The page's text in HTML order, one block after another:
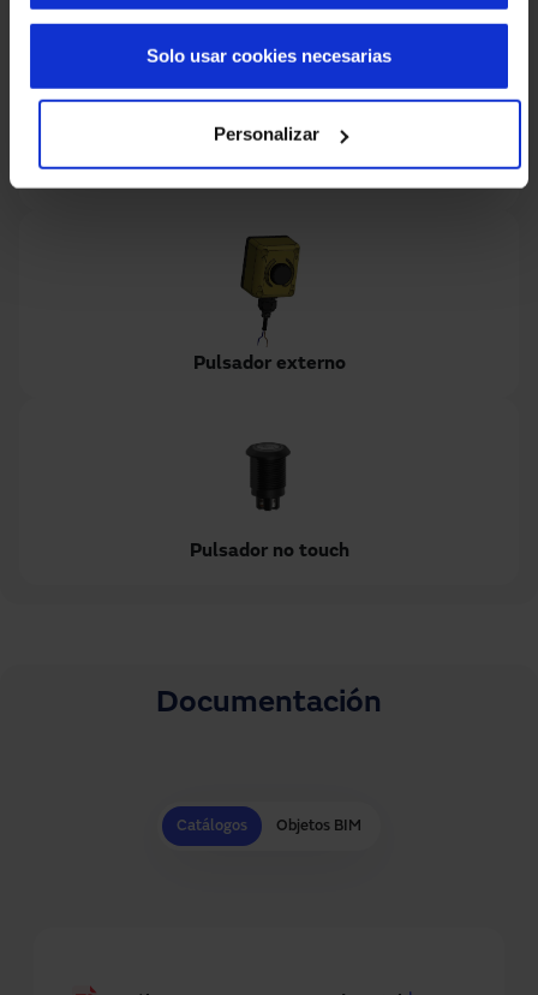
Personalizar
Solo usar cookies necesarias
Pulsador externo
Pulsador no touch
Documentación
Catálogos Objetos BIM